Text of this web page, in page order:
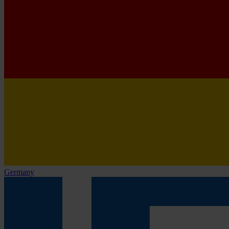
Germany